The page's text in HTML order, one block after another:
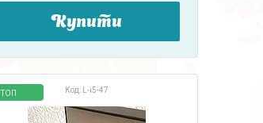
Купити
L-i5-47
ТОП